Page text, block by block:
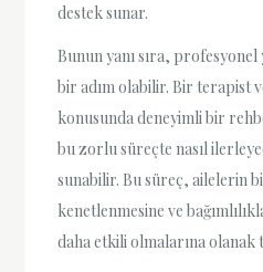
destek sunar.
Bunun yanı sıra,
bir adım olabilir. Bir terapist
konusunda deneyimli bir
bu zorlu süreçte nasıl
sunabilir. Bu süreç, ailelerin
kenetlenmesine ve
daha etkili olmalarına olanak